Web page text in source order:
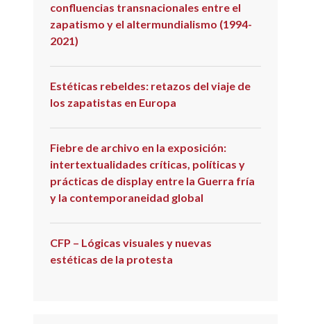
confluencias transnacionales entre el
zapatismo y el altermundialismo (1994-
2021)
Estéticas rebeldes: retazos del viaje de
los zapatistas en Europa
Fiebre de archivo en la exposición:
intertextualidades críticas, políticas y
prácticas de display entre la Guerra fría
y la contemporaneidad global
CFP – Lógicas visuales y nuevas
estéticas de la protesta